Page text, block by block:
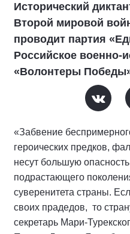
Исторический
Второй мировой
проводит партия
Российское военно-
«Волонтеры
«Забвение
героических предков,
несут большую
подрастающего
суверенитета страны.
своих прадедов, то
секретарь Мари-